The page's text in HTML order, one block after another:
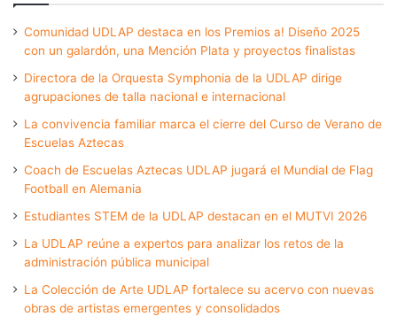
Comunidad UDLAP destaca en los Premios a! Diseño 2025
con un galardón, una Mención Plata y proyectos finalistas
Directora de la Orquesta Symphonia de la UDLAP dirige
agrupaciones de talla nacional e internacional
La convivencia familiar marca el cierre del Curso de Verano de
Escuelas Aztecas
Coach de Escuelas Aztecas UDLAP jugará el Mundial de Flag
Football en Alemania
Estudiantes STEM de la UDLAP destacan en el MUTVI 2026
La UDLAP reúne a expertos para analizar los retos de la
administración pública municipal
La Colección de Arte UDLAP fortalece su acervo con nuevas
obras de artistas emergentes y consolidados